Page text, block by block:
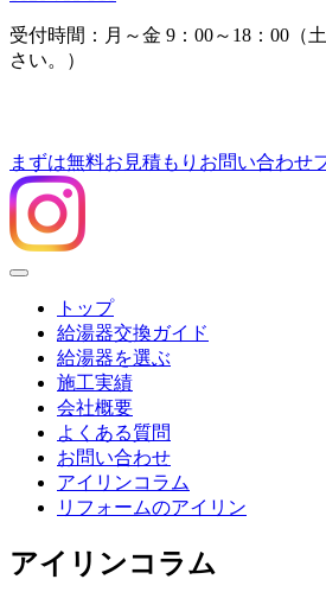
受付時間：月～金 9：00～18：00（
さい。）
まずは無料お見積もり お問い合わせ
Menu
トップ
給湯器交換ガイド
給湯器を選ぶ
施工実績
会社概要
よくある質問
お問い合わせ
アイリンコラム
リフォームのアイリン
アイリンコラム